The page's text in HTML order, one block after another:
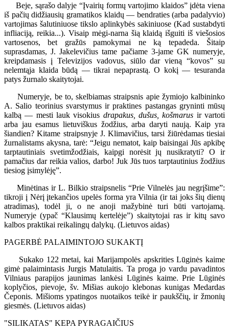
Beje, sąrašo dalyje “Įvairių formų vartojimo klaidos” įdėta viena
iš pačių didžiausių gramatikos klaidų — bendraties (arba padalyvio)
vartojimas šalutiniuose tikslo aplinkybės sakiniuose (Kad sustabdyti
infliaciją, reikia...). Visaip mėgi-narna šią klaidą išguiti iš viešosios
vartosenos, bet gražūs pamokymai ne ką tepadeda. Šitaip
suprasdamas, J. Jakelevičius tame pačiame 3-jame GK numeryje,
kreipdamasis į Televizijos vadovus, siūlo dar vieną “kovos” su
nelemtąja klaida būdą — tikrai nepaprastą. O kokį — tesuranda
patys žurnalo skaitytojai.
Numeryje, be to, skelbiamas straipsnis apie žymiojo kalbininko
A. Salio teorinius svarstymus ir praktines pastangas gryninti mūsų
kalbą — mesti lauk visokius drapakus, dušus, košmarus ir vartoti
arba jau esamus lietuviškus žodžius, arba daryti naują. Kaip yra
šiandien? Kitame straipsnyje J. Klimavičius, tarsi žiūrėdamas tiesiai
žurnalistams akysna, tarė: “Jeigu nematot, kaip baisingai Jūs apkibę
tarptautiniais svetimžodžiais, kaipgi norėsit jų nusikratyti? O ir
pamačius dar reikia valios, darbo! Juk Jūs tuos tarptautinius žodžius
tiesiog įsimylėję”.
Minėtinas ir L. Bilkio straipsnelis “Prie Vilnelės jau negrįšime”:
tikroji į Nėrį įtekančios upelės forma yra Vilnia (ir tai joks šių dienų
atradimas), todėl ji, o ne anoji mažybinė turi būti vartojamą.
Numeryje (ypač “Klausimų kertelėje”) skaitytojai ras ir kitų savo
kalbos praktikai reikalingų dalykų. (Lietuvos aidas)
PAGERBĖ PALAIMINTOJO SUKAKTĮ
Sukako 122 metai, kai Marijampolės apskrities Lūginės kaime
gimė palaimintasis Jurgis Matulaitis. Ta proga jo vardu pavadintos
Vilniaus parapijos jaunimas lankėsi Lūginės kaime. Prie Lūginės
koplyčios, pievoje, šv. Mišias aukojo klebonas kunigas Medardas
Čeponis. Mišioms ypatingos nuotaikos teikė ir paukščių, ir žmonių
giesmės. (Lietuvos aidas)
"SILIKATAS" KEPA PYRAGAIČIUS